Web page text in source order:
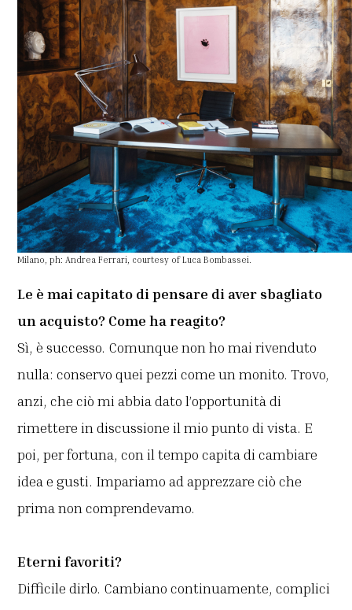
Milano, ph: Andrea Ferrari, courtesy of Luca Bombassei.
Le è mai capitato di pensare di aver sbagliato
un acquisto? Come ha reagito?
Sì, è successo. Comunque non ho mai rivenduto
nulla: conservo quei pezzi come un monito. Trovo,
anzi, che ciò mi abbia dato l’opportunità di
rimettere in discussione il mio punto di vista. E
poi, per fortuna, con il tempo capita di cambiare
idea e gusti. Impariamo ad apprezzare ciò che
prima non comprendevamo.
Eterni favoriti?
Difficile dirlo. Cambiano continuamente, complici